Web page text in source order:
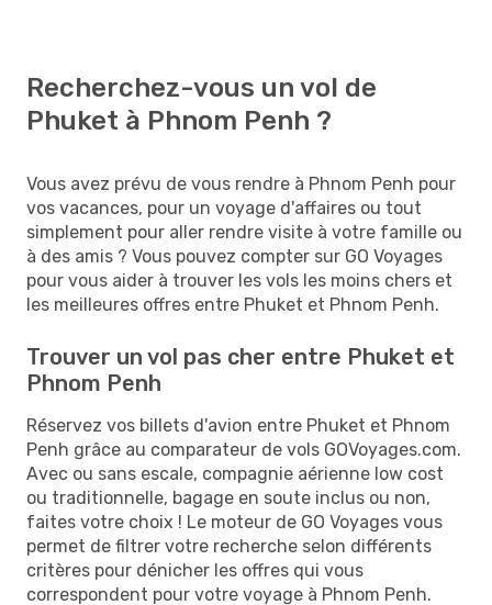
Recherchez-vous un vol de
Phuket à Phnom Penh ?
Vous avez prévu de vous rendre à Phnom Penh pour
vos vacances, pour un voyage d'affaires ou tout
simplement pour aller rendre visite à votre famille ou
à des amis ? Vous pouvez compter sur GO Voyages
pour vous aider à trouver les vols les moins chers et
les meilleures offres entre Phuket et Phnom Penh.
Trouver un vol pas cher entre Phuket et
Phnom Penh
Réservez vos billets d'avion entre Phuket et Phnom
Penh grâce au comparateur de vols GOVoyages.com.
Avec ou sans escale, compagnie aérienne low cost
ou traditionnelle, bagage en soute inclus ou non,
faites votre choix ! Le moteur de GO Voyages vous
permet de filtrer votre recherche selon différents
critères pour dénicher les offres qui vous
correspondent pour votre voyage à Phnom Penh.